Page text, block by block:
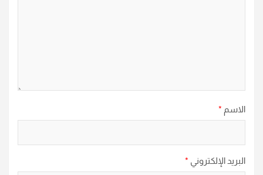
الاسم *
البريد الإلكتروني *